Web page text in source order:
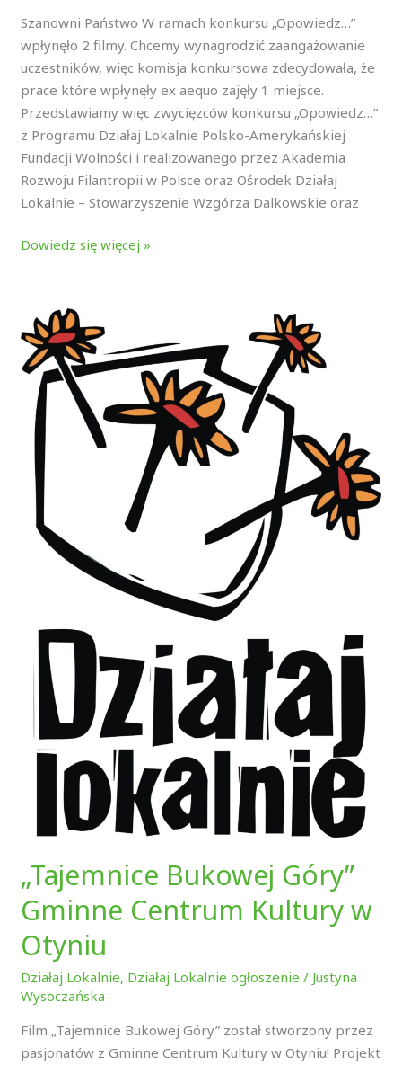
Szanowni Państwo W ramach konkursu „Opowiedz…”
wpłynęło 2 filmy. Chcemy wynagrodzić zaangażowanie
uczestników, więc komisja konkursowa zdecydowała, że
prace które wpłynęły ex aequo zajęły 1 miejsce.
Przedstawiamy więc zwycięzców konkursu „Opowiedz…”
z Programu Działaj Lokalnie Polsko-Amerykańskiej
Fundacji Wolności i realizowanego przez Akademia
Rozwoju Filantropii w Polsce oraz Ośrodek Działaj
Lokalnie – Stowarzyszenie Wzgórza Dalkowskie oraz
Dowiedz się więcej »
„Tajemnice Bukowej Góry”
Gminne Centrum Kultury w
Otyniu
Działaj Lokalnie, Działaj Lokalnie ogłoszenie / Justyna
Wysoczańska
Film „Tajemnice Bukowej Góry” został stworzony przez
pasjonatów z Gminne Centrum Kultury w Otyniu! Projekt
„Tajemnice
Bukowej
Góry”
Gminne
Centrum
Kultury
Otyniu